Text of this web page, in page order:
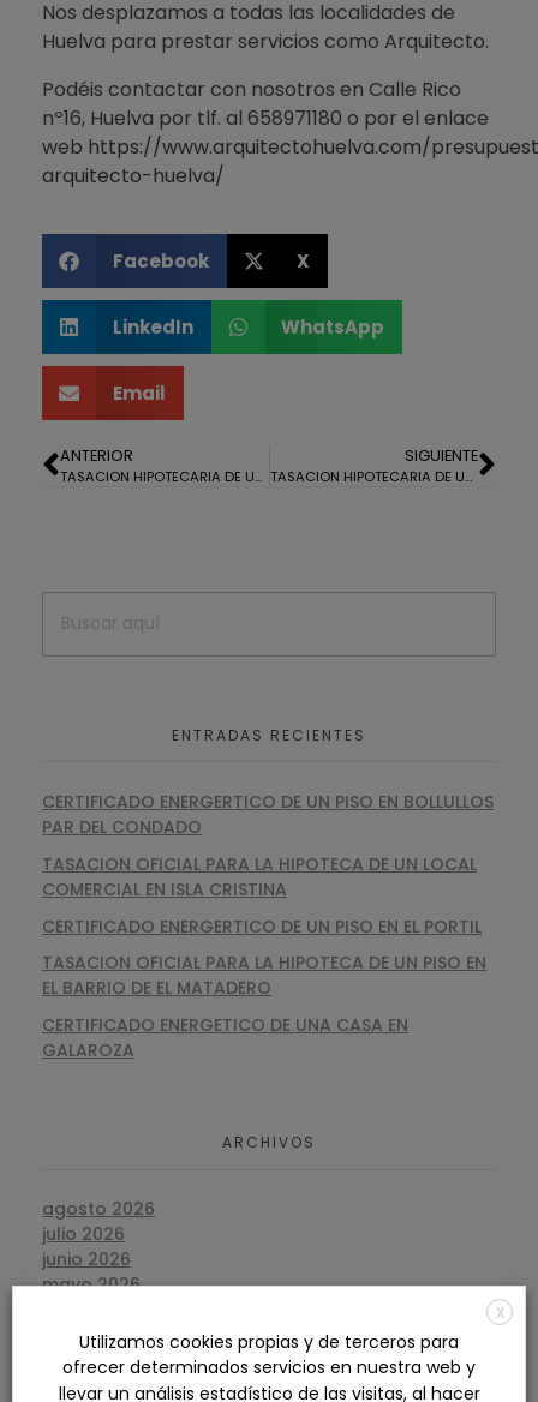
Nos desplazamos a todas las localidades de
Huelva para prestar servicios como Arquitecto.
Podéis contactar con nosotros en Calle Rico
nº16, Huelva por tlf. al 658971180 o por el enlace
web https://www.arquitectohuelva.com/
arquitecto-huelva/
Facebook X
LinkedIn WhatsApp
Email
ANTERIOR
TASACION HIPOTECARIA DE UN PISO Y UN GARAJE EN EL MOLINO DE LA VEGA, HUELVA
SIGUIENTE
TASACION HIPOTECARIA DE UN ADOSADO EN MOGUER
ENTRADAS RECIENTES
CERTIFICADO ENERGERTICO DE UN PISO EN BOLLULLOS
PAR DEL CONDADO
TASACION OFICIAL PARA LA HIPOTECA DE UN LOCAL
COMERCIAL EN ISLA CRISTINA
CERTIFICADO ENERGERTICO DE UN PISO EN EL PORTIL
TASACION OFICIAL PARA LA HIPOTECA DE UN PISO EN
EL BARRIO DE EL MATADERO
CERTIFICADO ENERGETICO DE UNA CASA EN
GALAROZA
ARCHIVOS
agosto 2026
julio 2026
junio 2026
mayo 2026
marzo 2026
febrero 2026
enero 2026
X
Utilizamos cookies propias y de terceros para
ofrecer determinados servicios en nuestra web y
llevar un análisis estadístico de las visitas, al hacer